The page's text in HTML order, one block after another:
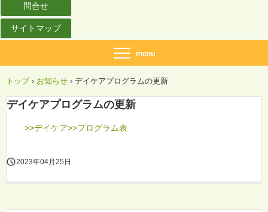
問合せ
サイトマップ
トップ › お知らせ › デイケアプログラムの更新
デイケアプログラムの更新
>>デイケア>>プログラム表
2023年04月25日